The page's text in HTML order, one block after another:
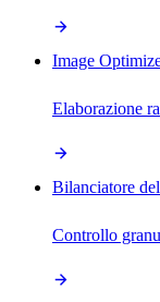
Image
Elaborazione
Bilanciatore
Controllo